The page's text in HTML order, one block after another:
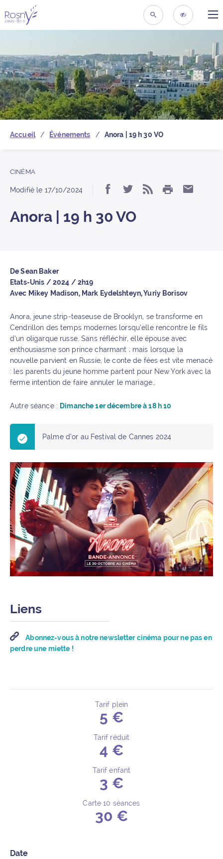
Retour à la pageRECHERCHER
Accueil Événements Anora | 19 h 30 VO
CINÉMA
Modifié le 17/10/2024 Partager « Anora | 19
Partager « Anora
S’abonner
IMPRIMER
Anora | 19 h 30 VO
De Sean Baker
Etats-Unis / 2024 / 2h19
Avec Mikey Madison, Mark Eydelshteyn, Yuriy Borisov
Anora, jeune strip-teaseuse de Brooklyn, se transforme en
Cendrillon des temps modernes lorsqu’elle rencontre le fils
d’un oligarque russe. Sans réfléchir, elle épouse avec
enthousiasme son prince charmant ; mais lorsque la
nouvelle parvient en Russie, le conte de fées est vite menacé
: les parents du jeune homme partent pour New York avec la
ferme intention de faire annuler le mariage…
Autre séance : Dimanche 1er décembre à 18 h 10
Palme d’or au Festival de Cannes 2024
Liens
Abonnez-vous à notre newsletter cinéma pour ne pas en
perdre une miette !
Tarif plein
5 €
Tarif réduit
4 €
Tarif enfant
3 €
Carte 10 séances
30 €
Date